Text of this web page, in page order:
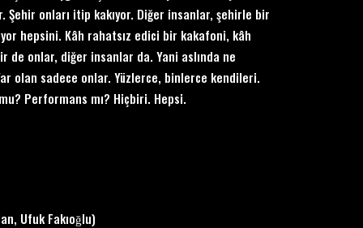
onları itip kakıyor. Diğer insanlar, şehirle bir
hepsini. Kâh rahatsız edici bir kakafoni, kâh
de onlar, diğer insanlar da. Yani aslında ne
olan sadece onlar. Yüzlerce, binlerce kendileri.
Performans mı? Hiçbiri. Hepsi.
Ufuk Fakıoğlu)